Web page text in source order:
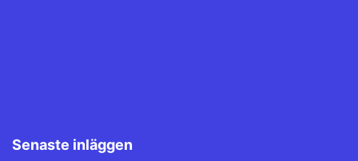
Senaste inläggen